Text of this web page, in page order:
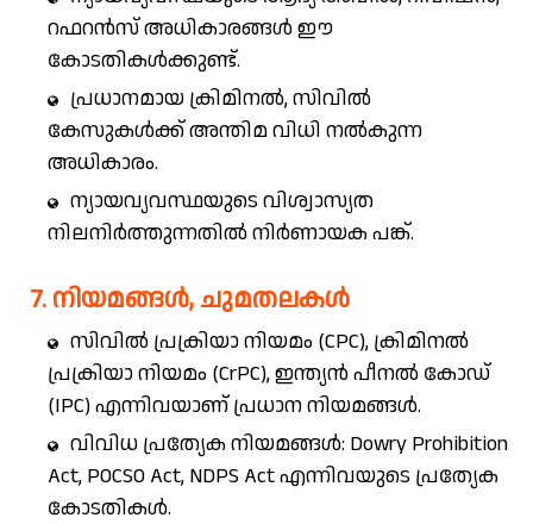
റഫറൻസ് അധികാരങ്ങൾ ഈ
കോടതികൾക്കുണ്ട്.
പ്രധാനമായ ക്രിമിനൽ, സിവിൽ
കേസുകൾക്ക് അന്തിമ വിധി നൽകുന്ന
അധികാരം.
ന്യായവ്യവസ്ഥയുടെ വിശ്വാസ്യത
നിലനിർത്തുന്നതിൽ നിർണായക പങ്ക്.
7. നിയമങ്ങൾ, ചുമതലകൾ
സിവിൽ പ്രക്രിയാ നിയമം (CPC), ക്രിമിനൽ
പ്രക്രിയാ നിയമം (CrPC), ഇന്ത്യൻ പീനൽ കോഡ്
(IPC) എന്നിവയാണ് പ്രധാന നിയമങ്ങൾ.
വിവിധ പ്രത്യേക നിയമങ്ങൾ: Dowry Prohibition
Act, POCSO Act, NDPS Act എന്നിവയുടെ പ്രത്യേക
കോടതികൾ.